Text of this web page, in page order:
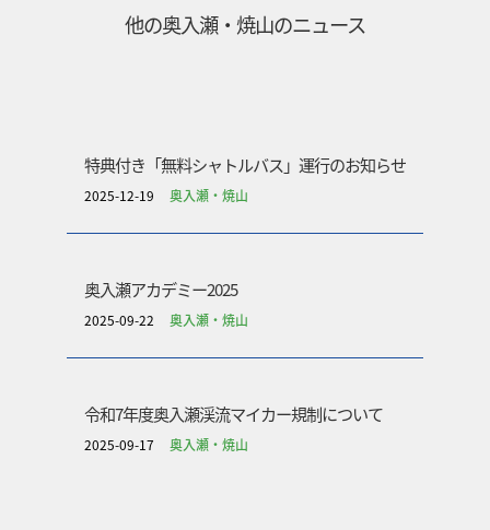
他の奥入瀬・焼山のニュース
特典付き「無料シャトルバス」運行のお知らせ
2025-12-19 奥入瀬・焼山
奥入瀬アカデミー2025
2025-09-22 奥入瀬・焼山
令和7年度奥入瀬渓流マイカー規制について
2025-09-17 奥入瀬・焼山